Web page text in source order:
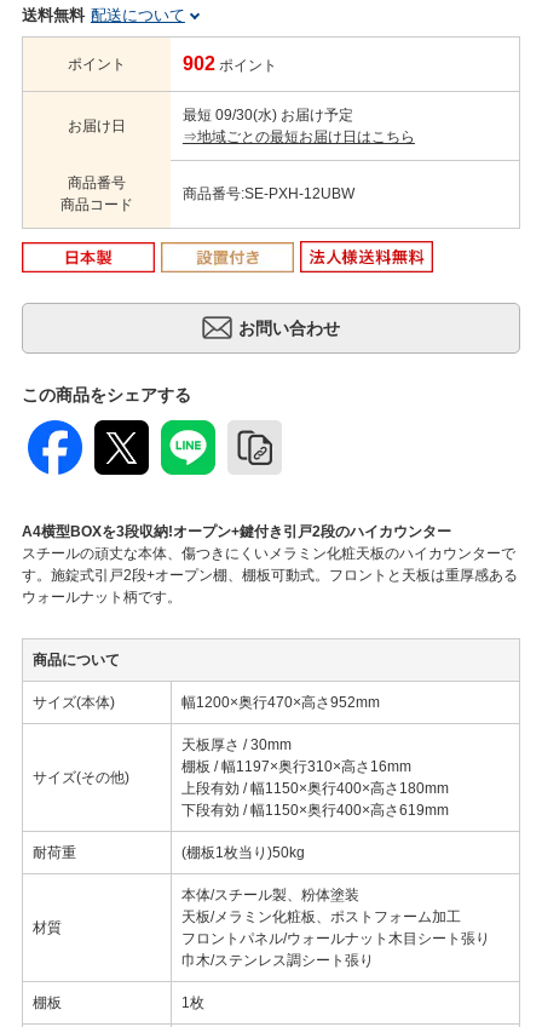
送料無料 配送について
ポイント 902 ポイント
お届け日
最短 09/30(水) お届け予定
⇒地域ごとの最短お届け日はこちら
商品番号
商品コード
商品番号:SE-PXH-12UBW
この商品をシェアする
A4横型BOXを3段収納!オープン+鍵付き引戸2段のハイカウンター
スチールの頑丈な本体、傷つきにくいメラミン化粧天板のハイカウンターで
す。施錠式引戸2段+オープン棚、棚板可動式。フロントと天板は重厚感ある
ウォールナット柄です。
商品について
サイズ(本体) 幅1200×奥行470×高さ952mm
サイズ(その他)
天板厚さ / 30mm
棚板 / 幅1197×奥行310×高さ16mm
上段有効 / 幅1150×奥行400×高さ180mm
下段有効 / 幅1150×奥行400×高さ619mm
耐荷重 (棚板1枚当り)50kg
材質
本体/スチール製、粉体塗装
天板/メラミン化粧板、ポストフォーム加工
フロントパネル/ウォールナット木目シート張り
巾木/ステンレス調シート張り
棚板 1枚